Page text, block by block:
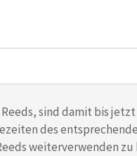
sind damit bis
des
weiterverwenden